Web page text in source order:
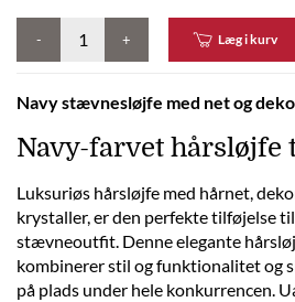
- + Læg i kurv
Navy stævnesløjfe med net og
Navy-farvet hårsløjfe
Luksuriøs hårsløjfe med hårnet,
krystaller, er den perfekte tilføjelse
stævneoutfit. Denne elegante
kombinerer stil og funktionalitet og
på plads under hele konkurrencen.